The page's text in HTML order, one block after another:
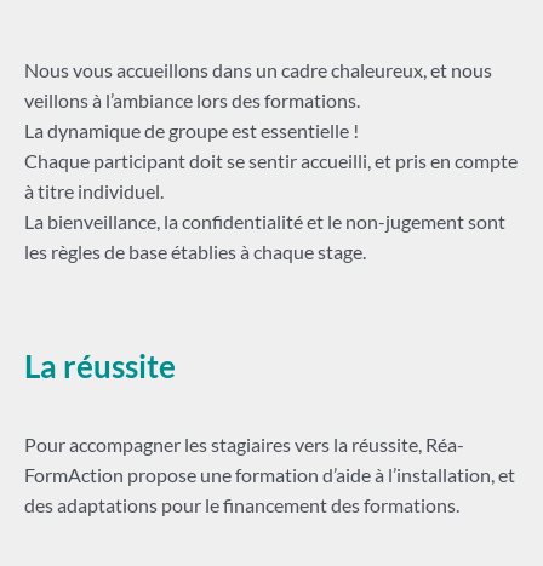
Nous vous accueillons dans un cadre chaleureux, et nous
veillons à l’ambiance lors des formations.
La dynamique de groupe est essentielle !
Chaque participant doit se sentir accueilli, et pris en compte
à titre individuel.
La bienveillance, la confidentialité et le non-jugement sont
les règles de base établies à chaque stage.
La réussite
Pour accompagner les stagiaires vers la réussite, Réa-
FormAction propose une formation d’aide à l’installation, et
des adaptations pour le financement des formations.